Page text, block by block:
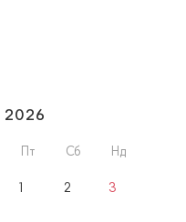
2026
Пт Сб Нд
1 2 3